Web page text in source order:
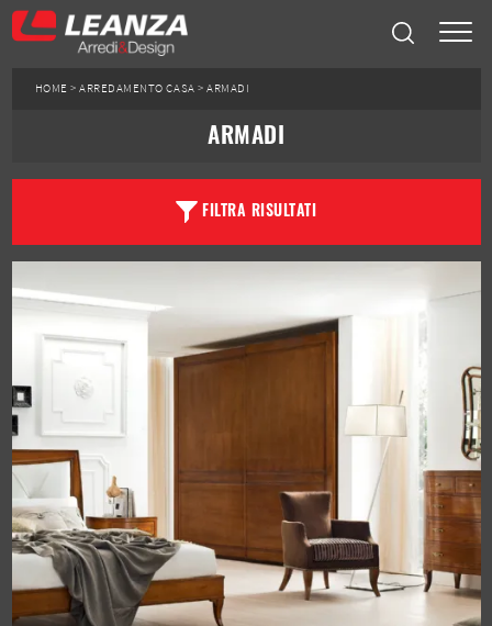
HOME >ARREDAMENTO CASA >ARMADI
ARMADI
FILTRA RISULTATI